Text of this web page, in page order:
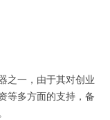
一，由于其对创业
等多方面的支持，备